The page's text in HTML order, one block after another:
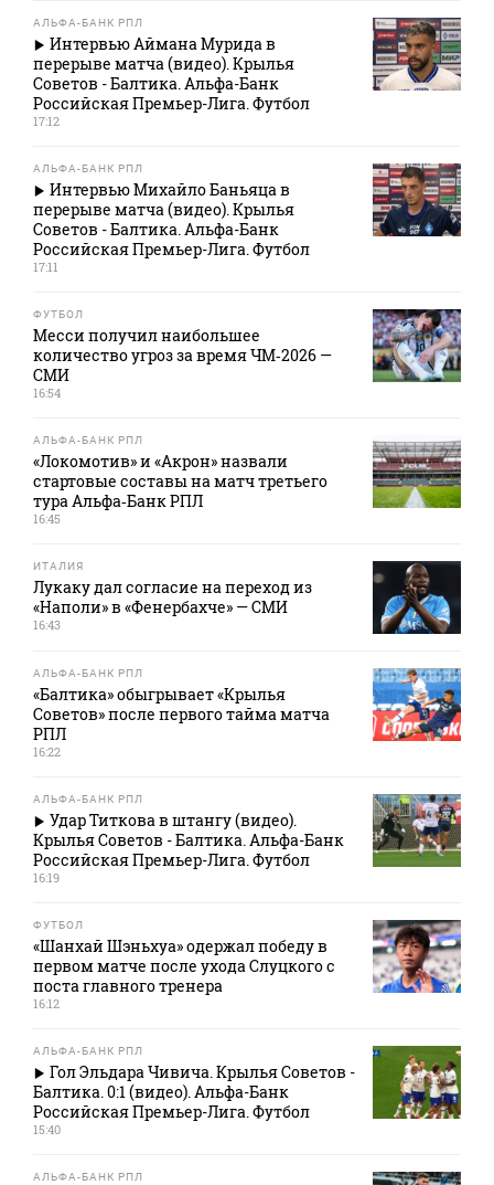
АЛЬФА-БАНК РПЛ
Интервью Аймана Мурида в
перерыве матча (видео). Крылья
Советов - Балтика. Альфа-Банк
Российская Премьер-Лига. Футбол
17:12
АЛЬФА-БАНК РПЛ
Интервью Михайло Баньяца в
перерыве матча (видео). Крылья
Советов - Балтика. Альфа-Банк
Российская Премьер-Лига. Футбол
17:11
ФУТБОЛ
Месси получил наибольшее
количество угроз за время ЧМ‑2026 —
СМИ
16:54
АЛЬФА-БАНК РПЛ
«Локомотив» и «Акрон» назвали
стартовые составы на матч третьего
тура Альфа‑Банк РПЛ
16:45
ИТАЛИЯ
Лукаку дал согласие на переход из
«Наполи» в «Фенербахче» — СМИ
16:43
АЛЬФА-БАНК РПЛ
«Балтика» обыгрывает «Крылья
Советов» после первого тайма матча
РПЛ
16:22
АЛЬФА-БАНК РПЛ
Удар Титкова в штангу (видео).
Крылья Советов - Балтика. Альфа-Банк
Российская Премьер-Лига. Футбол
16:19
ФУТБОЛ
«Шанхай Шэньхуа» одержал победу в
первом матче после ухода Слуцкого с
поста главного тренера
16:12
АЛЬФА-БАНК РПЛ
Гол Эльдара Чивича. Крылья Советов -
Балтика. 0:1 (видео). Альфа-Банк
Российская Премьер-Лига. Футбол
15:40
АЛЬФА-БАНК РПЛ